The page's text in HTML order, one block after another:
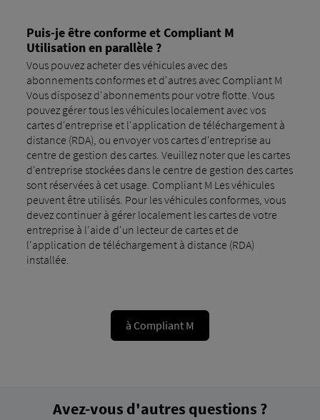
Puis-je être conforme et Compliant M
Utilisation en parallèle ?
Vous pouvez acheter des véhicules avec des
abonnements conformes et d'autres avec Compliant M
Vous disposez d'abonnements pour votre flotte. Vous
pouvez gérer tous les véhicules localement avec vos
cartes d'entreprise et l'application de téléchargement à
distance (RDA), ou envoyer vos cartes d'entreprise au
centre de gestion des cartes. Veuillez noter que les cartes
d'entreprise stockées dans le centre de gestion des cartes
sont réservées à cet usage. Compliant M Les véhicules
peuvent être utilisés. Pour les véhicules conformes, vous
devez continuer à gérer localement les cartes de votre
entreprise à l'aide d'un lecteur de cartes et de
l'application de téléchargement à distance (RDA)
installée.
à Compliant M
Avez-vous d'autres questions ?